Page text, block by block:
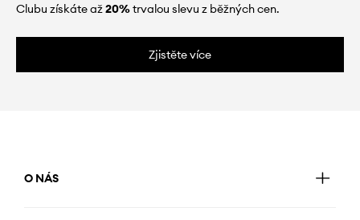
Clubu získáte až20%trvalou slevu z běžných cen.
Zjistěte více
O NÁS